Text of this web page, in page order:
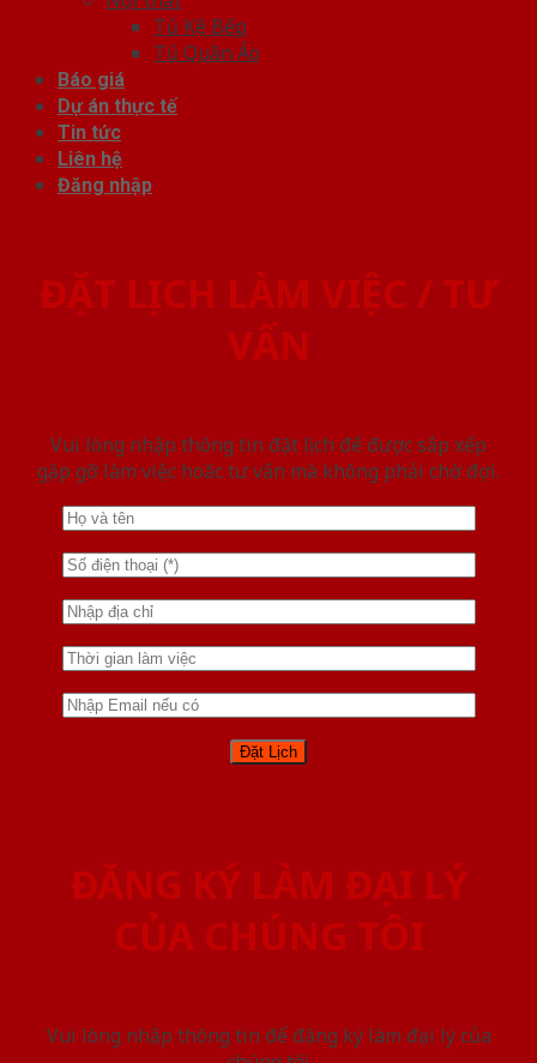
Tủ Kệ Bếp
Tủ Quần Áo
Báo giá
Dự án thực tế
Tin tức
Liên hệ
Đăng nhập
ĐẶT LỊCH LÀM VIỆC / TƯ
VẤN
Vui lòng nhập thông tin đặt lịch để được sắp xếp
gặp gỡ làm việc hoăc tư vấn mà không phải chờ đợi.
ĐĂNG KÝ LÀM ĐẠI LÝ
CỦA CHÚNG TÔI
Vui lòng nhập thông tin để đăng ký làm đại lý của